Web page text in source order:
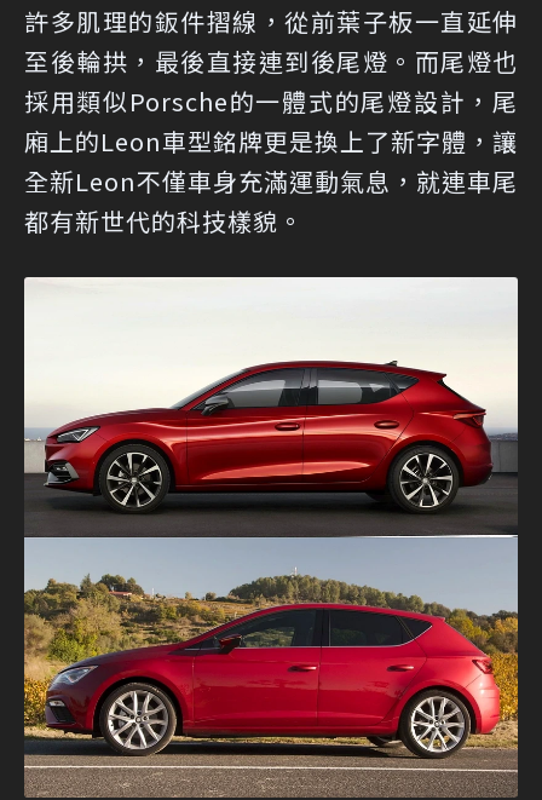
許多肌理的鈑件摺線，從前葉子板一直延伸
至後輪拱，最後直接連到後尾燈。而尾燈也
採用類似Porsche的一體式的尾燈設計，尾
廂上的Leon車型銘牌更是換上了新字體，讓
全新Leon不僅車身充滿運動氣息，就連車尾
都有新世代的科技樣貌。